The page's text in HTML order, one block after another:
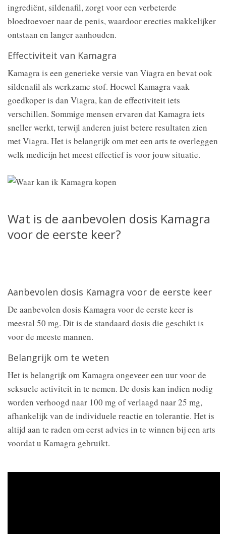
ingrediënt, sildenafil, zorgt voor een verbeterde
bloedtoevoer naar de penis, waardoor erecties makkelijker
ontstaan en langer aanhouden.
Effectiviteit van Kamagra
Kamagra is een generieke versie van Viagra en bevat ook
sildenafil als werkzame stof. Hoewel Kamagra vaak
goedkoper is dan Viagra, kan de effectiviteit iets
verschillen. Sommige mensen ervaren dat Kamagra iets
sneller werkt, terwijl anderen juist betere resultaten zien
met Viagra. Het is belangrijk om met een arts te overleggen
welk medicijn het meest effectief is voor jouw situatie.
Wat is de aanbevolen dosis Kamagra
voor de eerste keer?
Aanbevolen dosis Kamagra voor de eerste keer
De aanbevolen dosis Kamagra voor de eerste keer is
meestal 50 mg. Dit is de standaard dosis die geschikt is
voor de meeste mannen.
Belangrijk om te weten
Het is belangrijk om Kamagra ongeveer een uur voor de
seksuele activiteit in te nemen. De dosis kan indien nodig
worden verhoogd naar 100 mg of verlaagd naar 25 mg,
afhankelijk van de individuele reactie en tolerantie. Het is
altijd aan te raden om eerst advies in te winnen bij een arts
voordat u Kamagra gebruikt.